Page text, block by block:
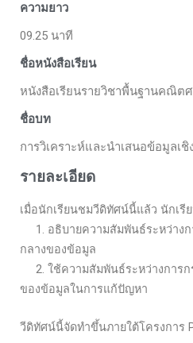
ความยาว
09.25 นาที
ชื่อหนังสือเรียน
หนังสือเรียนรายวิชาพื้นฐานคณิต
ชื่อบท
การวิเคราะห์และนำเสนอข้อมูลเ
รายละเอียด
เมื่อนักเรียนชมวีดิทัศน์นี้แล้ว นักเรี
1. อธิบายความสัมพันธ์ระหว่างก
กลางของข้อมูล
2. ใช้ความสัมพันธ์ระหว่างการก
ของข้อมูลในการแก้ปัญหา
วีดิทัศน์นี้จัดทำขึ้นภายใต้โครงการ